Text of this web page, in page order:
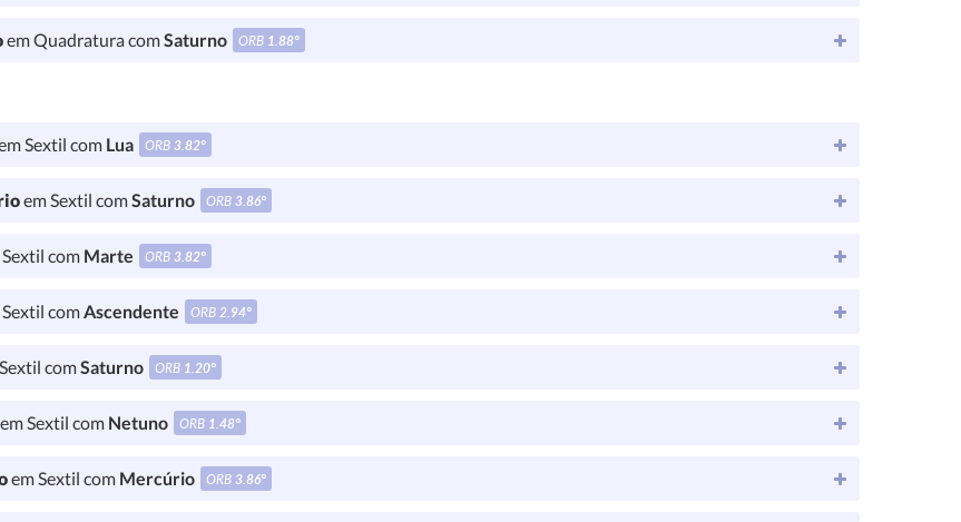
em Quadratura comSaturno ORB 1.88°
Sextil com Lua ORB3.82°
em Sextil comSaturno ORB3.86°
com Marte ORB3.82°
comAscendente ORB2.94°
comSaturno ORB 1.20°
Sextil com Netuno ORB 1.48°
em Sextil com Mercúrio ORB3.86°